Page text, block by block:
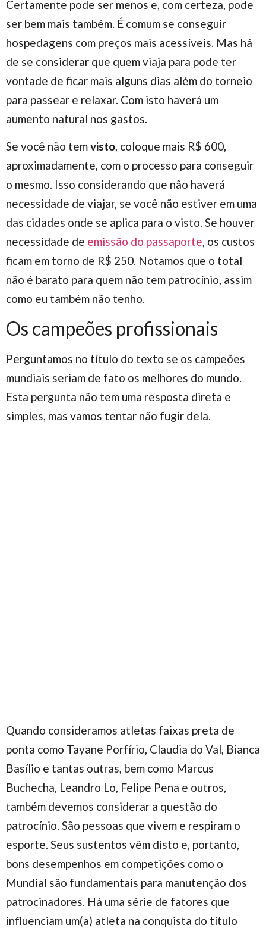
Certamente pode ser menos e, com certeza, pode
ser bem mais também. É comum se conseguir
hospedagens com preços mais acessíveis. Mas há
de se considerar que quem viaja para pode ter
vontade de ficar mais alguns dias além do torneio
para passear e relaxar. Com isto haverá um
aumento natural nos gastos.
Se você não temvisto, coloque mais R$ 600,
aproximadamente, com o processo para conseguir
o mesmo. Isso considerando que não haverá
necessidade de viajar, se você não estiver em uma
das cidades onde se aplica para o visto. Se houver
necessidade de emissão do passaporte, os custos
ficam em torno de R$ 250. Notamos que o total
não é barato para quem não tem patrocínio, assim
como eu também não tenho.
Os campeões profissionais
Perguntamos no título do texto se os campeões
mundiais seriam de fato os melhores do mundo.
Esta pergunta não tem uma resposta direta e
simples, mas vamos tentar não fugir dela.
Quando consideramos atletas faixas preta de
ponta como Tayane Porfírio, Claudia do Val, Bianca
Basílio e tantas outras, bem como Marcus
Buchecha, Leandro Lo, Felipe Pena e outros,
também devemos considerar a questão do
patrocínio. São pessoas que vivem e respiram o
esporte. Seus sustentos vêm disto e, portanto,
bons desempenhos em competições como o
Mundial são fundamentais para manutenção dos
patrocinadores. Há uma série de fatores que
influenciam um(a) atleta na conquista do título